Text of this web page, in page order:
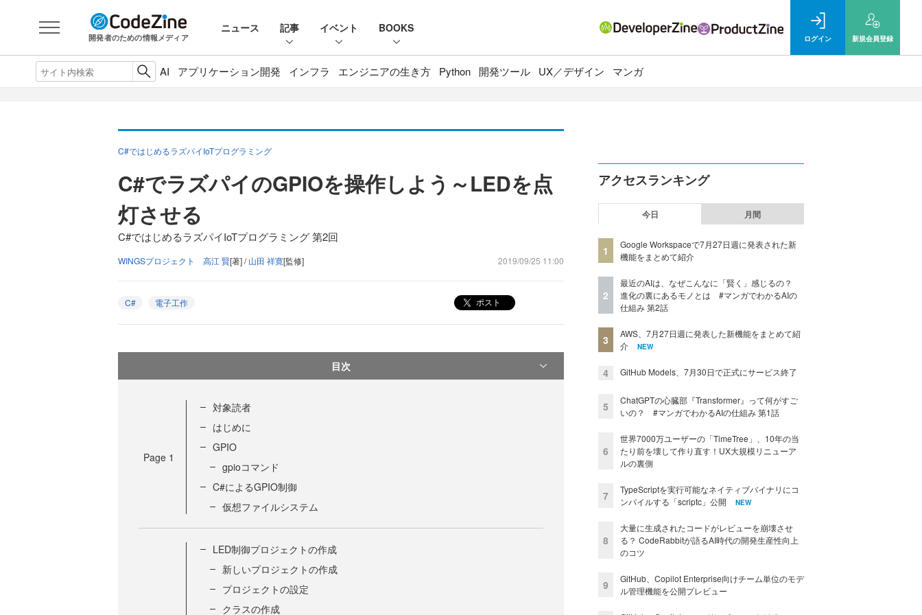
開発者のための情報メディア
ニュース 記事 イベント BOOKS
ログイン 新規会員登録
AI アプリケーション開発 インフラ エンジニアの生き方 Python 開発ツール UX／デザイン マンガ
C#ではじめるラズパイIoTプログラミング
C#でラズパイのGPIOを操作しよう～LEDを点
灯させる
C#ではじめるラズパイIoTプログラミング 第2回
WINGSプロジェクト 高江 賢[著] /山田 祥寛[監修] 2019/09/25 11:00
C# 電子工作 ポスト
目次
Page 1
対象読者
はじめに
GPIO
gpioコマンド
C#によるGPIO制御
仮想ファイルシステム
LED制御プロジェクトの作成
新しいプロジェクトの作成
プロジェクトの設定
クラスの作成
アクセスランキング
今日 月間
1
Google Workspaceで7月27日週に発表された新
機能をまとめて紹介
2
最近のAIは、なぜこんなに「賢く」感じるの？
進化の裏にあるモノとは #マンガでわかるAIの
仕組み 第2話
3
AWS、7月27日週に発表した新機能をまとめて紹
介
NEW
4 GitHub Models、7月30日で正式にサービス終了
5
ChatGPTの心臓部『Transformer』って何がすご
いの？ #マンガでわかるAIの仕組み 第1話
6
世界7000万ユーザーの「TimeTree」、10年の当
たり前を壊して作り直す！UX大規模リニューア
ルの裏側
7
TypeScriptを実行可能なネイティブバイナリにコ
ンパイルする「scriptc」公開
NEW
8
大量に生成されたコードがレビューを崩壊させ
る？ CodeRabbitが語るAI時代の開発生産性向上
のコツ
9
GitHub、Copilot Enterprise向けチーム単位のモデ
ル管理機能を公開プレビュー